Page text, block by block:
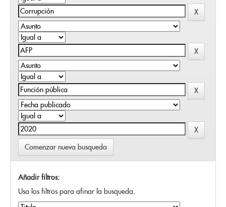
Comenzar nueva busqueda
Añadir filtros:
Usa los filtros para afinar la busqueda.